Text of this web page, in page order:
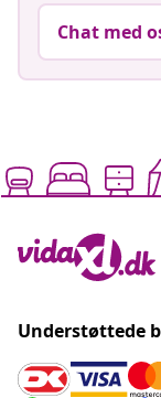
Chat med
Understøttede